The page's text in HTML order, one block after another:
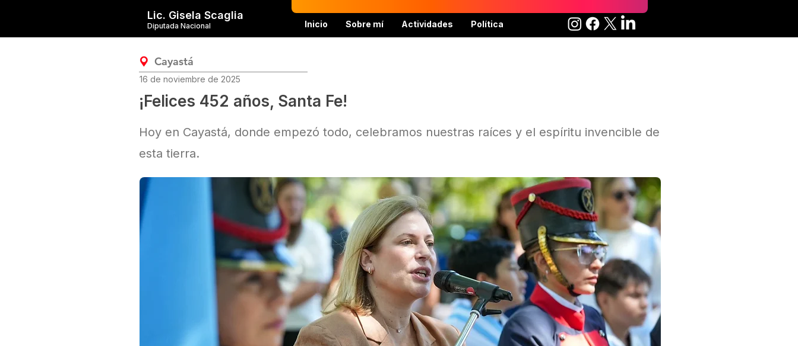
Diputada Nacional
Lic. Gisela Scaglia
Inicio Sobre mí Actividades Política
Cayastá
16 de noviembre de 2025
¡Felices 452 años, Santa Fe!
Hoy en Cayastá, donde empezó todo, celebramos nuestras raíces y el espíritu invencible de
esta tierra.